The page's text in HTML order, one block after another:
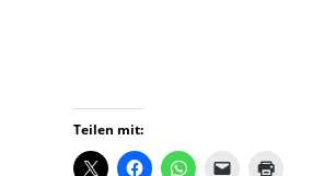
Teilen mit: